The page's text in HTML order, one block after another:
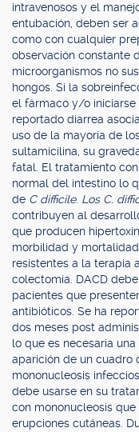
intravenosos y el
entubación, deben ser
como con cualquier
observación constante
microorganismos no
hongos. Si la
el fármaco y/o iniciarse
reportado diarrea
uso de la mayoría de
sultamicilina, su
fatal. El tratamiento
normal del intestino lo
de C difficile. Los C.
contribuyen al
que producen
morbilidad y
resistentes a la terapia
colectomía. DACD
pacientes que
antibióticos. Se ha
dos meses post
lo que es necesaria
aparición de un cuadro
mononucleosis
debe usarse en su
con mononucleosis
erupciones cutáneas.